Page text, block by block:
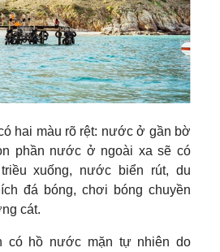
hai màu rõ rệt: nước ở gần bờ
phần nước ở ngoài xa sẽ có
xuống, nước biển rút, du
đá bóng, chơi bóng chuyền
cát.
có hồ nước mặn tự nhiên do